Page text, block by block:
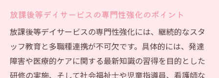
放課後等デイサービスの専門性強化のポイント
放課後等デイサービスの専門性強化には、継続的なスタ
ッフ教育と多職種連携が不可欠です。具体的には、発達
障害や医療的ケアに関する最新知識の習得を目的とした